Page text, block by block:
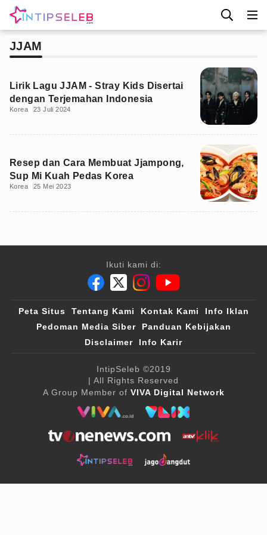
JJAM
Lirik Lagu JJAM - Stray Kids Disertai
dengan Terjemahan Indonesia
Korea 23 Juli 2024
Resep dan Cara Membuat Jjampong,
Sup Mi Kuah Pedas Korea
Korea 25 Mei 2023
Ikuti kami di:
Peta Situs Tentang Kami Kontak Kami
Info Iklan
Pedoman Media Siber
Panduan Kebijakan
Disclaimer
Info Karir
IntipSeleb ©2019
| All Rights Reserved
A Group Member of VIVA Digital Network